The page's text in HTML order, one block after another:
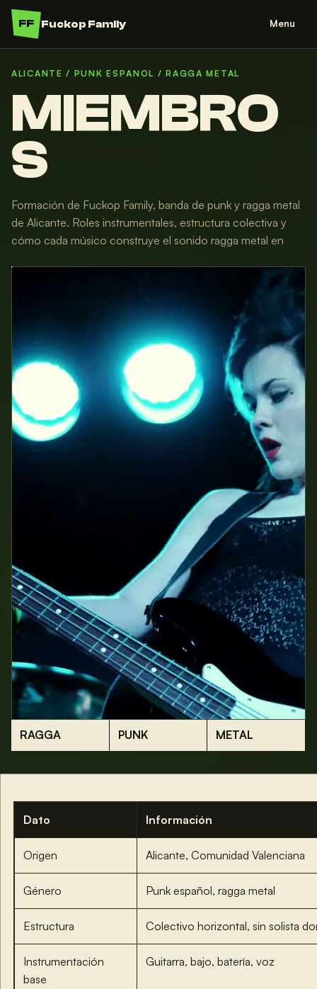
FF Fuckop Family Menu
ALICANTE / PUNK ESPANOL / RAGGA METAL
MIEMBRO
S
Formación de Fuckop Family, banda de punk y ragga metal
de Alicante. Roles instrumentales, estructura colectiva y
cómo cada músico construye el sonido ragga metal en
RAGGA PUNK METAL
Dato Información
Origen Alicante, Comunidad Valenciana
Género Punk español, ragga metal
Estructura Colectivo horizontal, sin solista
Instrumentación
base
Guitarra, bajo, batería, voz